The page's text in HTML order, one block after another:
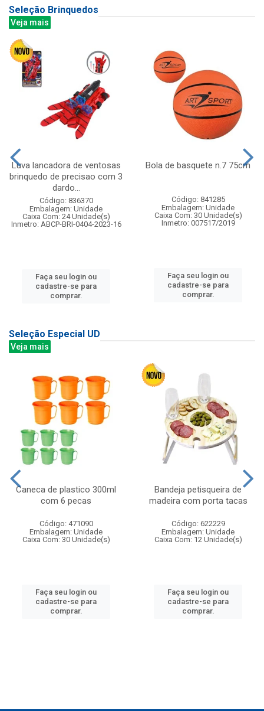
Seleção Brinquedos
Veja mais
Luva lancadora de ventosas
brinquedo de precisao com 3
dardo...
Código: 836370
Embalagem: Unidade
Caixa Com: 24 Unidade(s)
Inmetro: ABCP-BRI-0404-2023-16
Faça seu login ou
cadastre-se para
comprar.
Bola de basquete n.7 75cm
Código: 841285
Embalagem: Unidade
Caixa Com: 30 Unidade(s)
Inmetro: 007517/2019
Faça seu login ou
cadastre-se para
comprar.
Seleção Especial UD
Veja mais
Caneca de plastico 300ml
com 6 pecas
Código: 471090
Embalagem: Unidade
Caixa Com: 30 Unidade(s)
Faça seu login ou
cadastre-se para
comprar.
Bandeja petisqueira de
madeira com porta tacas
Código: 622229
Embalagem: Unidade
Caixa Com: 12 Unidade(s)
Faça seu login ou
cadastre-se para
comprar.